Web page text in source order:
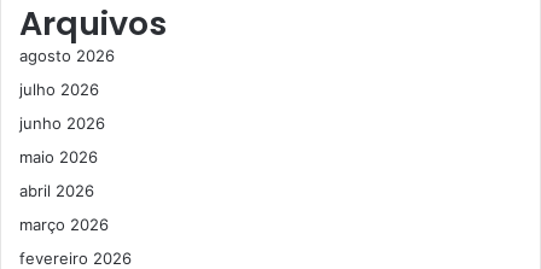
Arquivos
agosto 2026
julho 2026
junho 2026
maio 2026
abril 2026
março 2026
fevereiro 2026